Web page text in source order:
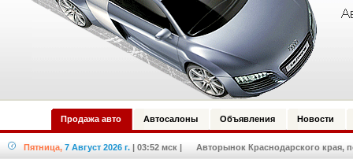
Продажа авто Автосалоны Объявления Новости
Пятница, 7 Август 2026 г. | 03:52 мск | Авторынок Краснодарского края,